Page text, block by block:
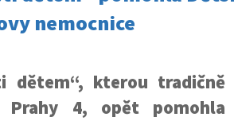
nemocnice
dětem“, kterou tradičně
Prahy 4, opět pomohla